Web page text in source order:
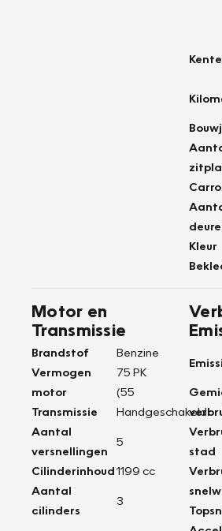
Kleur
Motor en
Transmissie
Brandstof
Benzine
Vermogen
motor
75 PK
(55
Transmissie
Handgeschakeld
Aantal
versnellingen
5
Cilinderinhoud1199 cc
Aantal
cilinders
3
stad